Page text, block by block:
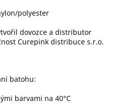
polyester
dovozce a distributor
Curepink distribuce s.r.o.
batohu:
barvami na 40°C